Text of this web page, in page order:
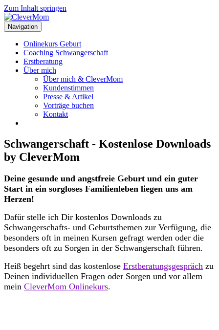
Zum Inhalt springen
Navigation
Onlinekurs Geburt
Coaching Schwangerschaft
Erstberatung
Über mich
Über mich & CleverMom
Kundenstimmen
Presse & Artikel
Vorträge buchen
Kontakt
Schwangerschaft - Kostenlose Downloads
by CleverMom
Deine gesunde und angstfreie Geburt und ein guter
Start in ein sorgloses Familienleben liegen uns am
Herzen!
Dafür stelle ich Dir kostenlos Downloads zu
Schwangerschafts- und Geburtsthemen zur Verfügung, die
besonders oft in meinen Kursen gefragt werden oder die
besonders oft zu Sorgen in der Schwangerschaft führen.
Heiß begehrt sind das kostenlose Erstberatungsgespräch zu
Deinen individuellen Fragen oder Sorgen und vor allem
mein CleverMom Onlinekurs.